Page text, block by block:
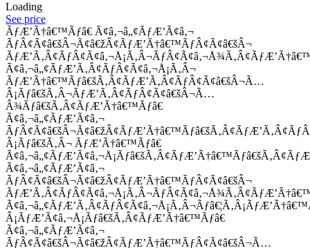
Loading
See price
ÃƒÆ’Ã†â€™Ãƒâ€ Ã¢â‚¬â„¢ÃƒÆ’Ã¢â‚¬
ÃƒÂ¢Ã¢â€šÂ¬Ã¢â€žÂ¢ÃƒÆ’Ã†â€™ÃƒÂ¢Ã¢â€šÂ¬
Ã¢â‚¬â„¢ÃƒÆ’Ã‚Â¢ÃƒÂ¢Ã¢â‚¬Å¡Ã‚Â¬
ÃƒÆ’Ã†â€™Ãƒâ€šÃ‚Â¢ÃƒÆ’Ã‚Â¢ÃƒÂ¢Ã¢â€šÂ¬Ã…
Â¡Ãƒâ€šÃ‚Â¬ÃƒÆ’Ã‚Â¢ÃƒÂ¢Ã¢â€šÂ¬Ã…
Â¾Ãƒâ€šÃ‚Â¢ÃƒÆ’Ã†â€™Ãƒâ€
Ã¢â‚¬â„¢ÃƒÆ’Ã¢â‚¬
Â¡Ãƒâ€šÃ‚Â¬ ÃƒÆ’Ã†â€™Ãƒâ€
Ã¢â‚¬â„¢ÃƒÆ’Ã¢â‚¬
ÃƒÂ¢Ã¢â€šÂ¬Ã¢â€žÂ¢ÃƒÆ’Ã†â€™ÃƒÂ¢Ã¢â€šÂ¬
Â¡ÃƒÆ’Ã¢â‚¬Å¡Ãƒâ€šÃ‚Â¢ÃƒÆ’Ã†â€™Ãƒâ€
Ã¢â‚¬â„¢ÃƒÆ’Ã¢â‚¬
ÃƒÂ¢Ã¢â€šÂ¬Ã¢â€žÂ¢ÃƒÆ’Ã†â€™ÃƒÂ¢Ã¢â€šÂ¬Ã…